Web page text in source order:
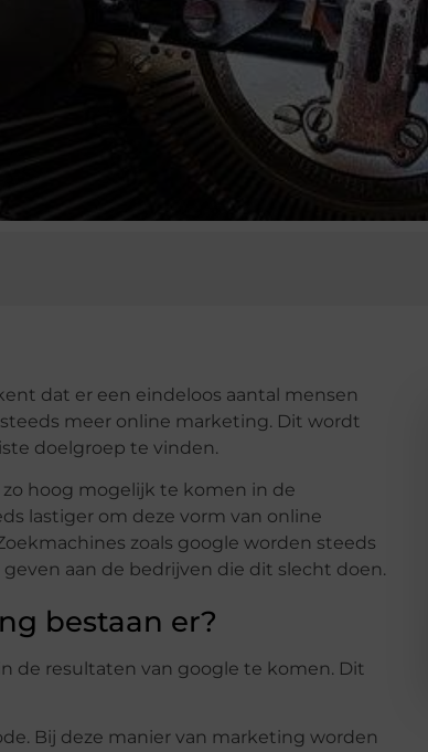
dat er een eindeloos aantal mensen
meer online marketing. Dit wordt
doelgroep te vinden.
hoog mogelijk te komen in de
lastiger om deze vorm van online
zoals google worden steeds
aan de bedrijven die dit slecht doen.
bestaan er?
de resultaten van google te komen. Dit
Bij deze manier van marketing worden